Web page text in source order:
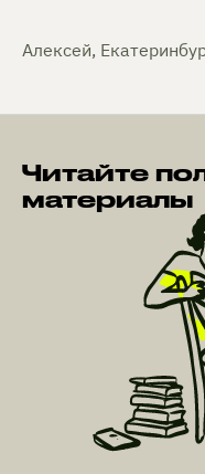
Алексей,
Читайте
материалы